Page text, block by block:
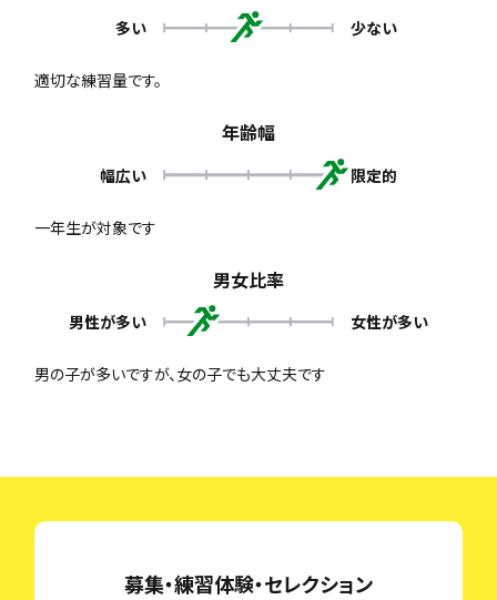
多い 少ない
適切な練習量です。
年齢幅
幅広い 限定的
一年生が対象です
男女比率
男性が多い 女性が多い
男の子が多いですが、女の子でも大丈夫です
募集・練習体験・セレクション